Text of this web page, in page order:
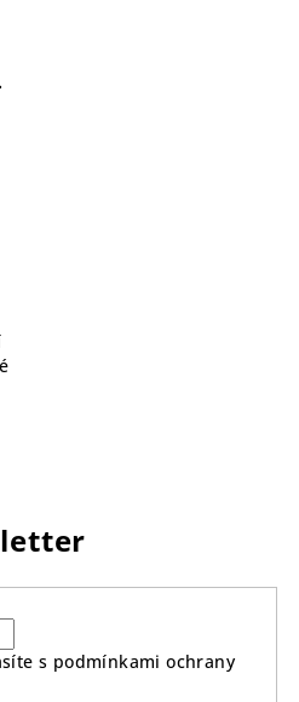
s podmínkami ochrany